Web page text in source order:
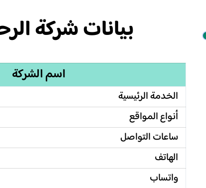
بيانات شركة
اسم الشركة
الخدمة الرئيسية
أنواع المواقع
ساعات التواصل
الهاتف
واتساب